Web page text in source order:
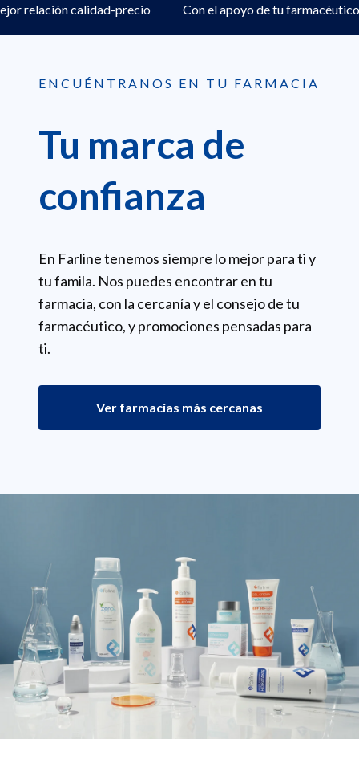
relación calidad-precio Con el apoyo de tu farmacéutico
ENCUÉNTRANOS EN TU FARMACIA
Tu marca de
confianza
En Farline tenemos siempre lo mejor para ti y
tu famila. Nos puedes encontrar en tu
farmacia, con la cercanía y el consejo de tu
farmacéutico, y promociones pensadas para
ti.
Ver farmacias más cercanas